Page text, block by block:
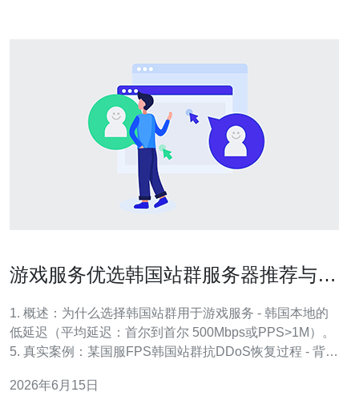
游戏服务优选韩国站群服务器推荐与防
1. 概述：为什么选择韩国站群用于游戏服务 - 韩国本地的
低延迟（平均延迟：首尔到首尔 500Mbps或PPS>1M）。
5. 真实案例：某国服FPS韩国站群抗DDoS恢复过程 - 背
达1.2Tbps，PPS峰值约25M。 - 预置：站群包含3个首尔
2026年6月15日